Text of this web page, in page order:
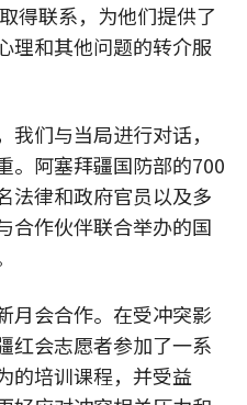
得联系，为他们提供了
理和其他问题的转介服
们与当局进行对话，
。阿塞拜疆国防部的700
法律和政府官员以及多
合作伙伴联合举办的国
月会合作。在受冲突影
红会志愿者参加了一系
的培训课程，并受益